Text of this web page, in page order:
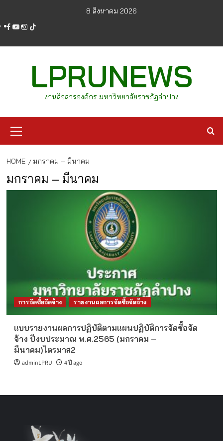
content
8 สิงหาคม 2026
facebook
youtube
instagram
tiktok
LPRUNEWS
งานสื่อสารองค์กร มหาวิทยาลัยราชภัฏลำปาง
Menu
HOME มกราคม – มีนาคม
มกราคม – มีนาคม
การจัดซื้อจัดจ้าง รายงานผลการจัดซื้อจัดจ้าง
แบบรายงานผลการปฏิบัติตามแผนปฏิบัติการจัดซื้อจัด
จ้าง ปีงบประมาณ พ.ศ.2565 (มกราคม –
มีนาคม)ไตรมาส2
adminLPRU 4 ปี ago